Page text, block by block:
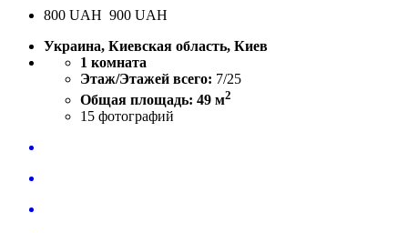
800 UAH 900 UAH
Украина, Киевская область, Киев
1 комната
Этаж/Этажей всего: 7/25
Общая площадь: 49 м2
15 фотографий